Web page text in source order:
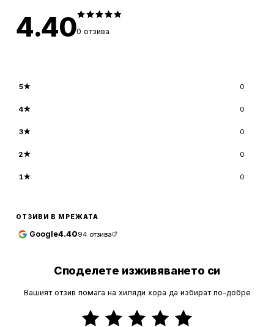
4.400 отзива
5★ 0
4★ 0
3★ 0
2★ 0
1★ 0
ОТЗИВИ В МРЕЖАТА
Google4.4094 отзива
Споделете изживяването си
Вашият отзив помага на хиляди хора да избират по-добре